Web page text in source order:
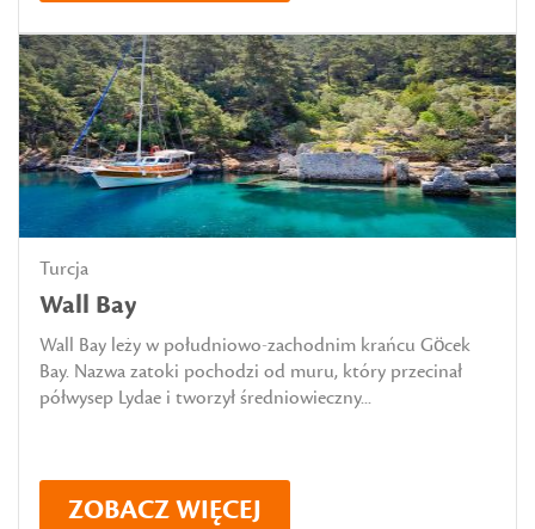
Turcja
Wall Bay
Wall Bay leży w południowo-zachodnim krańcu Göcek
Bay. Nazwa zatoki pochodzi od muru, który przecinał
półwysep Lydae i tworzył średniowieczny...
ZOBACZ WIĘCEJ